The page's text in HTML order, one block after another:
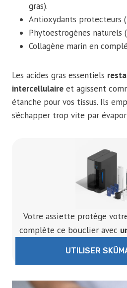
gras).
Antioxydants protecteurs
Phytoestrogènes naturels
Collagène marin en
Les acides gras essentiels
intercellulaire et agissent
étanche pour vos tissus. Ils
s’échapper trop vite par
Votre assiette protège
complète ce bouclier avec
UTILISER